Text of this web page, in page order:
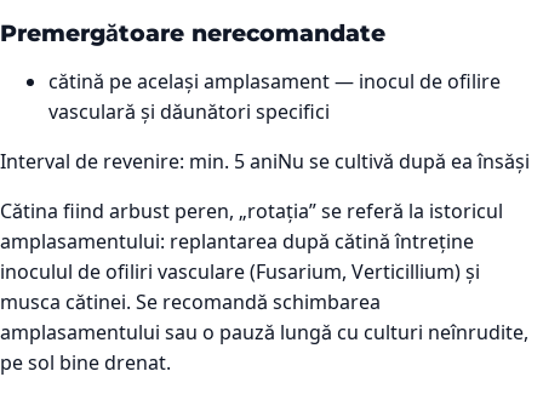
Premergătoare nerecomandate
cătină pe același amplasament — inocul de ofilire
vasculară și dăunători specifici
Interval de revenire: min. 5aniNu se cultivă după ea însăși
Cătina fiind arbust peren, „rotația” se referă la istoricul
amplasamentului: replantarea după cătină întreține
inoculul de ofiliri vasculare (Fusarium, Verticillium) și
musca cătinei. Se recomandă schimbarea
amplasamentului sau o pauză lungă cu culturi neînrudite,
pe sol bine drenat.